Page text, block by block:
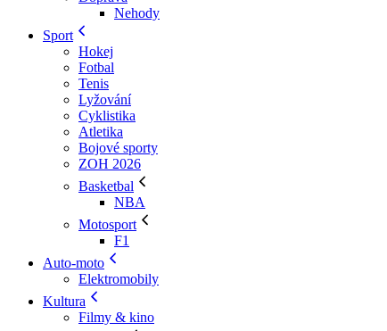
Nehody
Sport
Hokej
Fotbal
Tenis
Lyžování
Cyklistika
Atletika
Bojové sporty
ZOH 2026
Basketbal
NBA
Motosport
F1
Auto-moto
Elektromobily
Kultura
Filmy & kino